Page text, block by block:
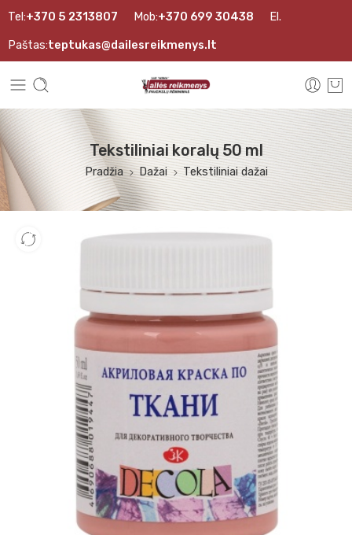
Tel:+370 5 2313807 Mob:+370 699 30438 El.
Paštas:teptukas@dailesreikmenys.lt
Tekstiliniai koralų 50 ml
Pradžia Dažai Tekstiliniai dažai